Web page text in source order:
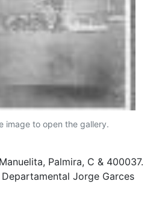
image to open the gallery.
Palmira, C & 400037.
Departamental Jorge Garces